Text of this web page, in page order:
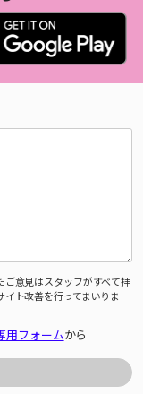
ご意見はスタッフがすべて拝
ト改善を行ってまいりま
用フォームから